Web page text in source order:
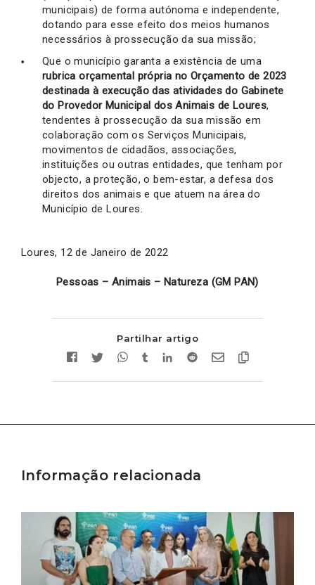
municipais) de forma autónoma e independente,
dotando para esse efeito dos meios humanos
necessários à prossecução da sua missão;
Que o município garanta a existência de uma
rubrica orçamental própria no Orçamento de 2023
destinada à execução das atividades do Gabinete
do Provedor Municipal dos Animais de Loures,
tendentes à prossecução da sua missão em
colaboração com os Serviços Municipais,
movimentos de cidadãos, associações,
instituições ou outras entidades, que tenham por
objecto, a proteção, o bem-estar, a defesa dos
direitos dos animais e que atuem na área do
Município de Loures.
Loures, 12 de Janeiro de 2022
Pessoas – Animais – Natureza (GM PAN)
Partilhar artigo
Informação relacionada